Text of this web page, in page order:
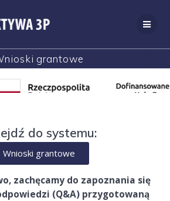
grantowe
do systemu:
Wnioski grantowe
zachęcamy do zapoznania się
(Q&A) przygotowaną